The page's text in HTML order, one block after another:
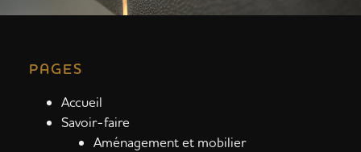
PAGES
Accueil
Savoir-faire
Aménagement et mobilier